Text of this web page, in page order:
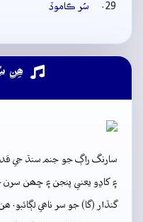
سُر ڪاموڏ
ھِن
سارنگ راڳ جو جنم سنڌ جي
۽ کاڍو يعني پنجن ۽ ڇھن
گنڌار (گا) جو سر ناھي